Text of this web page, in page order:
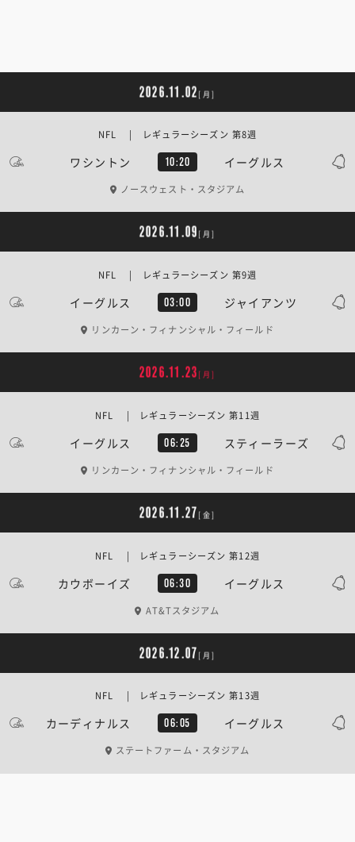
2026.11.02 [月]
ワシントン 10:20 イーグルス
NFL | レギュラーシーズン 第8週
ノースウェスト・スタジアム
2026.11.09 [月]
イーグルス 03:00 ジャイアンツ
NFL | レギュラーシーズン 第9週
リンカーン・フィナンシャル・フィールド
2026.11.23 [月]
イーグルス 06:25 スティーラーズ
NFL | レギュラーシーズン 第11週
リンカーン・フィナンシャル・フィールド
2026.11.27 [金]
カウボーイズ 06:30 イーグルス
NFL | レギュラーシーズン 第12週
AT&Tスタジアム
2026.12.07 [月]
カーディナルス 06:05 イーグルス
NFL | レギュラーシーズン 第13週
ステートファーム・スタジアム